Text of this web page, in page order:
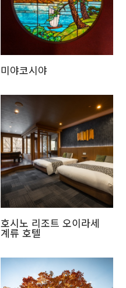
미야코시야
호시노 리조트 오이라세
계류 호텔